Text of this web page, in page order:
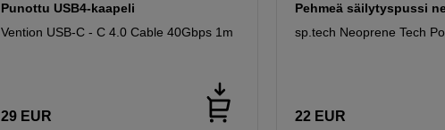
Punottu USB4-kaapeli
Vention USB-C - C 4.0 Cable 40Gbps 1m
29 EUR
Pehmeä säilytyspussi
sp.tech Neoprene Tech
22 EUR